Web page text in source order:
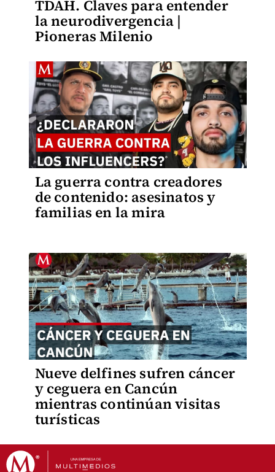
TDAH. Claves para entender
la neurodivergencia |
Pioneras Milenio
La guerra contra creadores
de contenido: asesinatos y
familias en la mira
Nueve delfines sufren cáncer
y ceguera en Cancún
mientras continúan visitas
turísticas